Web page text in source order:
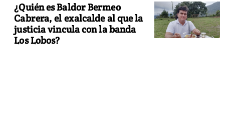
¿Quién es Baldor Bermeo
Cabrera, el exalcalde al que la
justicia vincula con la banda
Los Lobos?